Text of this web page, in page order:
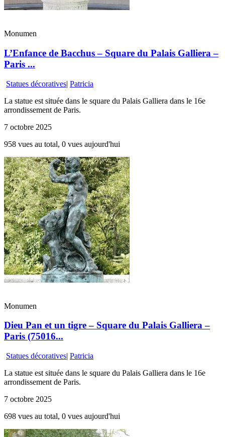
Monumen
L’Enfance de Bacchus – Square du Palais Galliera –
Paris ...
Statues décoratives| Patricia
La statue est située dans le square du Palais Galliera dans le 16e
arrondissement de Paris.
7 octobre 2025
958 vues au total, 0 vues aujourd'hui
Monumen
Dieu Pan et un tigre – Square du Palais Galliera –
Paris (75016...
Statues décoratives| Patricia
La statue est située dans le square du Palais Galliera dans le 16e
arrondissement de Paris.
7 octobre 2025
698 vues au total, 0 vues aujourd'hui